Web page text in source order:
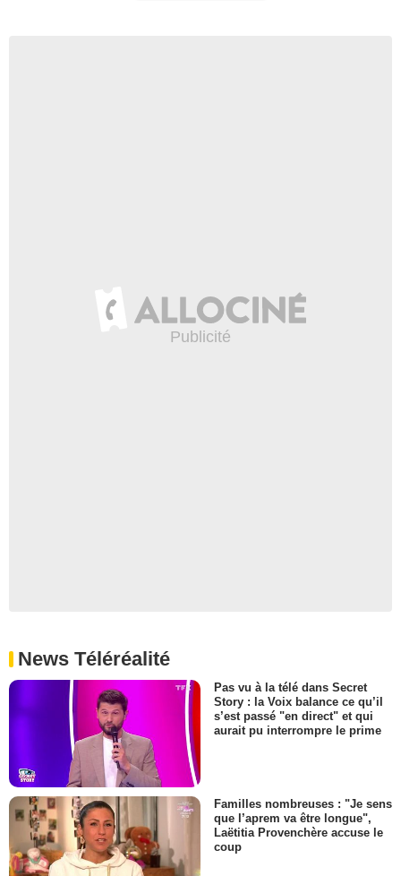
News Téléréalité
Pas vu à la télé dans Secret
Story : la Voix balance ce qu’il
s’est passé "en direct" et qui
aurait pu interrompre le prime
Familles nombreuses : "Je sens
que l’aprem va être longue",
Laëtitia Provenchère accuse le
coup